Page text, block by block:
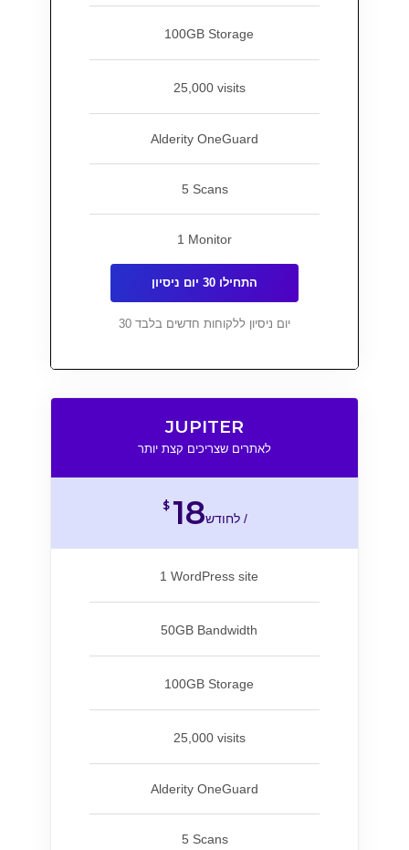
100GB Storage
25,000 visits
Alderity OneGuard
5 Scans
1 Monitor
התחילו 30 יום ניסיון
30 יום ניסיון ללקוחות חדשים בלבד
JUPITER
לאתרים שצריכים קצת יותר
$ 18 לחודש /
1 WordPress site
50GB Bandwidth
100GB Storage
25,000 visits
Alderity OneGuard
5 Scans